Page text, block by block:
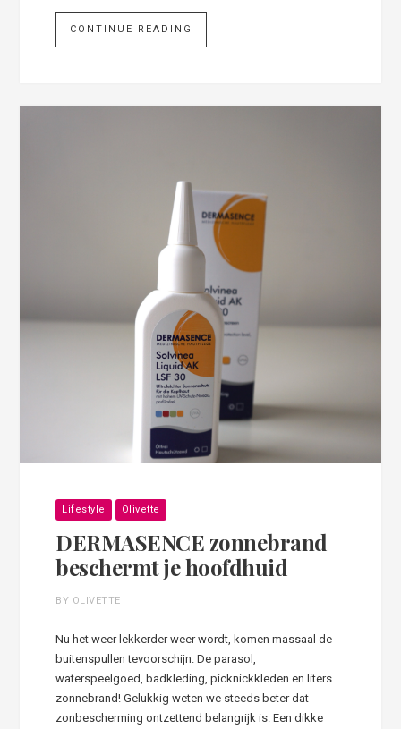
CONTINUE READING
Lifestyle Olivette
DERMASENCE zonnebrand
beschermt je hoofdhuid
BY OLIVETTE
Nu het weer lekkerder weer wordt, komen massaal de
buitenspullen tevoorschijn. De parasol,
waterspeelgoed, badkleding, picknickkleden en liters
zonnebrand! Gelukkig weten we steeds beter dat
zonbescherming ontzettend belangrijk is. Een dikke